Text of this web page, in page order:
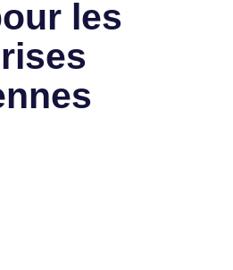
les